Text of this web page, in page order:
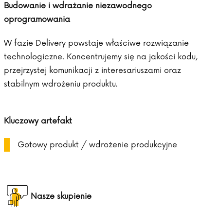
Budowanie i wdrażanie niezawodnego
oprogramowania
W fazie Delivery powstaje właściwe rozwiązanie
technologiczne. Koncentrujemy się na jakości kodu,
przejrzystej komunikacji z interesariuszami oraz
stabilnym wdrożeniu produktu.
Kluczowy artefakt
Gotowy produkt / wdrożenie produkcyjne
Nasze skupienie